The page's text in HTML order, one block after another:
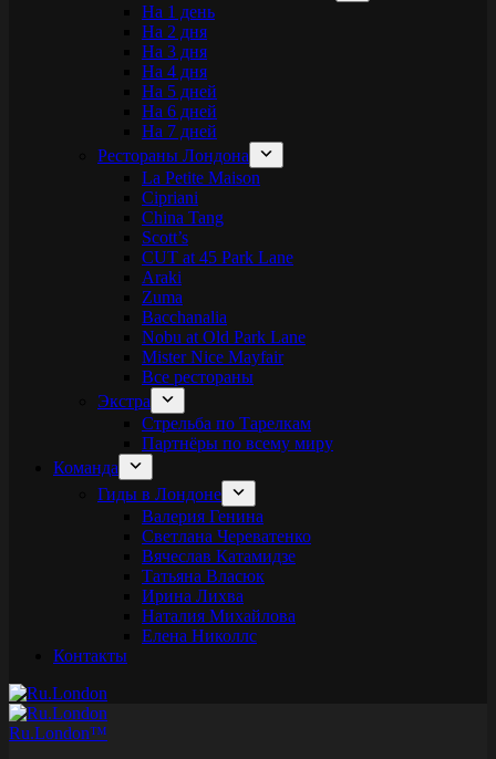
На 1 день
На 2 дня
На 3 дня
На 4 дня
На 5 дней
На 6 дней
На 7 дней
Рестораны Лондона
La Petite Maison
Cipriani
China Tang
Scott’s
CUT at 45 Park Lane
Araki
Zuma
Bacchanalia
Nobu at Old Park Lane
Mister Nice Mayfair
Все рестораны
Экстра
Стрельба по Тарелкам
Партнёры по всему миру
Команда
Гиды в Лондоне
Валерия Генина
Светлана Череватенко
Вячеслав Катамидзе
Татьяна Власюк
Ирина Лихва
Наталия Михайлова
Елена Николлс
Контакты
Ru.London™